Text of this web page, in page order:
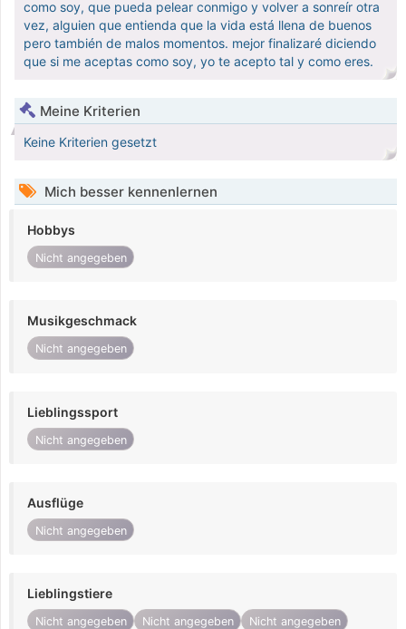
como soy, que pueda pelear conmigo y volver a sonreír otra
vez, alguien que entienda que la vida está llena de buenos
pero también de malos momentos. mejor finalizaré diciendo
que si me aceptas como soy, yo te acepto tal y como eres.
Meine Kriterien
Keine Kriterien gesetzt
Mich besser kennenlernen
Hobbys
Nicht angegeben
Musikgeschmack
Nicht angegeben
Lieblingssport
Nicht angegeben
Ausflüge
Nicht angegeben
Lieblingstiere
Nicht angegeben Nicht angegeben Nicht angegeben